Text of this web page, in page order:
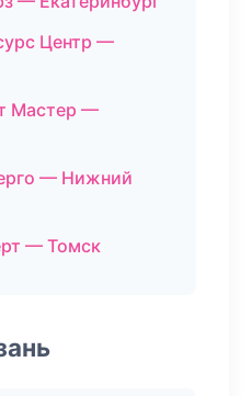
Центр —
Мастер —
— Нижний
— Томск